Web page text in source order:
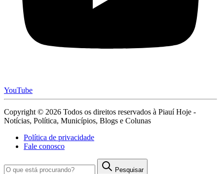
YouTube
Copyright © 2026 Todos os direitos reservados à Piauí Hoje -
Notícias, Política, Municípios, Blogs e Colunas
Política de privacidade
Fale conosco
Pesquisar